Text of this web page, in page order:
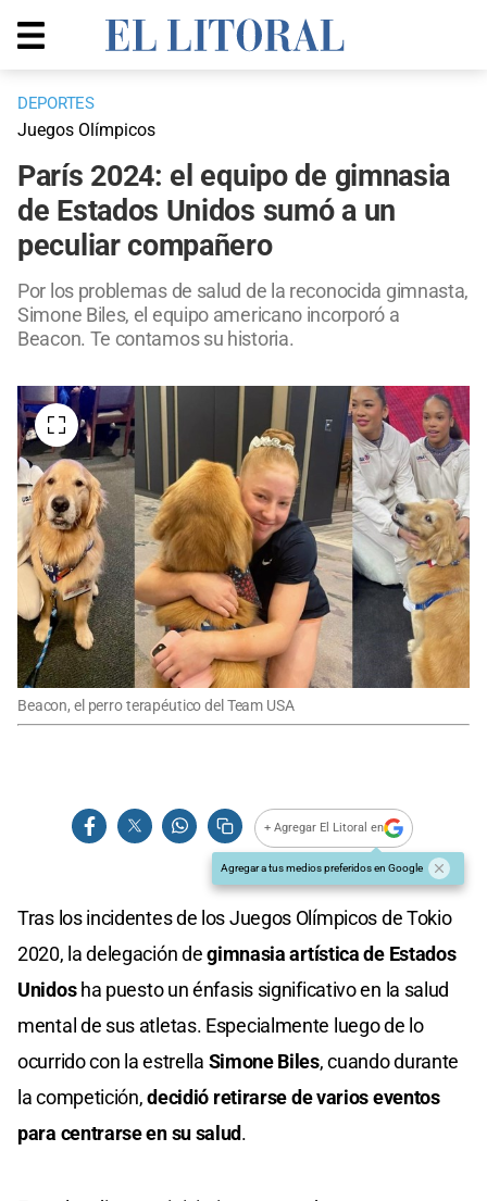
DEPORTES
Juegos Olímpicos
París 2024: el equipo de gimnasia
de Estados Unidos sumó a un
peculiar compañero
Por los problemas de salud de la reconocida gimnasta,
Simone Biles, el equipo americano incorporó a
Beacon. Te contamos su historia.
Beacon, el perro terapéutico del Team USA
+ Agregar El Litoral en
Agregar a tus medios preferidos en Google
Tras los incidentes de los Juegos Olímpicos de Tokio
2020, la delegación degimnasia artística de Estados
Unidosha puesto un énfasis significativo en la salud
mental de sus atletas. Especialmente luego de lo
ocurrido con la estrella Simone Biles, cuando durante
la competición,decidió retirarse de varios eventos
para centrarse en su salud.